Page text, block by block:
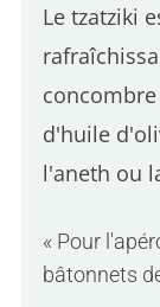
Le tzatziki
d'huile
l'aneth ou
souvlakis,
« Pour
bâtonnets